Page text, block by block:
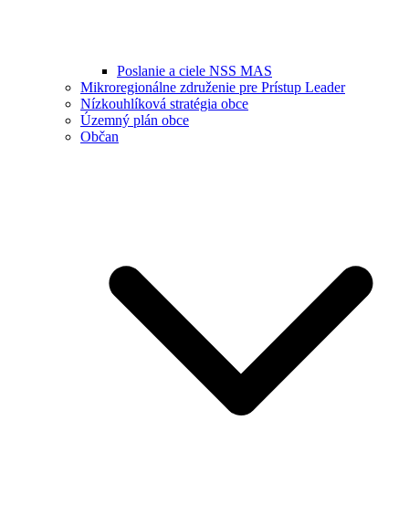
Poslanie a ciele NSS MAS
Mikroregionálne združenie pre Prístup Leader
Nízkouhlíková stratégia obce
Územný plán obce
Občan